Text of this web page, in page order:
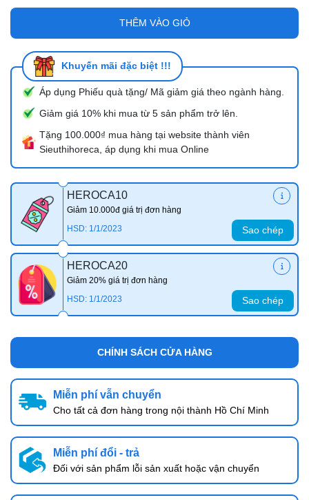
THÊM VÀO GIỎ
Khuyến mãi đặc biệt !!!
Áp dụng Phiếu quà tặng/ Mã giảm giá theo ngành hàng.
Giảm giá 10% khi mua từ 5 sản phẩm trở lên.
Tặng 100.000₫ mua hàng tại website thành viên
Sieuthihoreca, áp dụng khi mua Online
HEROCA10
Giảm 10.000đ giá trị đơn hàng
HSD: 1/1/2023
Sao chép
HEROCA20
Giảm 20% giá trị đơn hàng
HSD: 1/1/2023
Sao chép
CHÍNH SÁCH CỬA HÀNG
Miễn phí vẫn chuyển
Cho tất cả đơn hàng trong nội thành Hồ Chí Minh
Miễn phí đổi - trả
Đối với sản phẩm lỗi sản xuất hoặc vận chuyển